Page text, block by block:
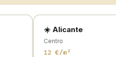
☀️ Alicante
Centro
12 €/m²